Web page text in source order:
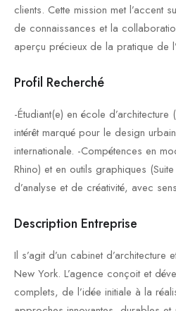
clients. Cette mission met l’accent
de connaissances et la
aperçu précieux de la pratique de
Profil Recherché
-Étudiant(e) en école
intérêt marqué pour le design
internationale. -Compétences en
Rhino) et en outils graphiques
d’analyse et de créativité, avec
Description Entreprise
Il s’agit d’un cabinet
New York. L’agence conçoit et
complets, de l’idée initiale à la